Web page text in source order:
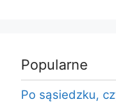
Popularne
Po sąsiedzku,